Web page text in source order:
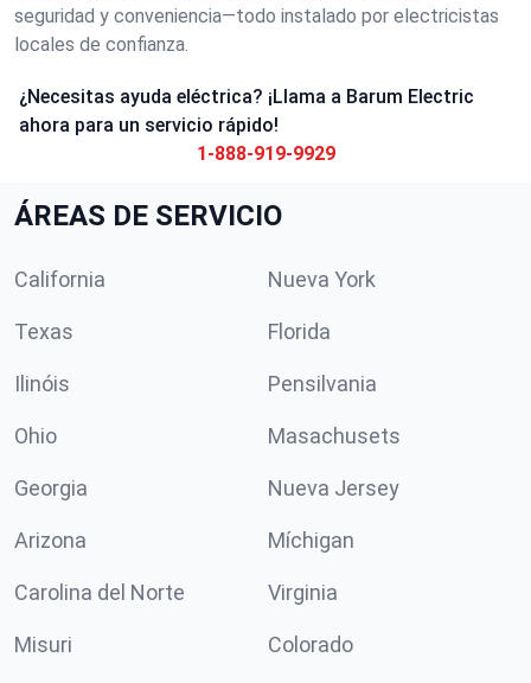
seguridad y conveniencia—todo instalado por electricistas
locales de confianza.
¿Necesitas ayuda eléctrica? ¡Llama a Barum Electric
ahora para un servicio rápido!
1-888-919-9929
ÁREAS DE SERVICIO
California Nueva York
Texas Florida
Ilinóis Pensilvania
Ohio Masachusets
Georgia Nueva Jersey
Arizona Míchigan
Carolina del Norte Virginia
Misuri Colorado